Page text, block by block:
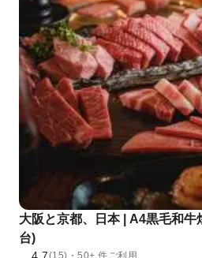
大阪と京都、日本 | A4黒毛和牛
台)
(15)・50+ 件ご利用